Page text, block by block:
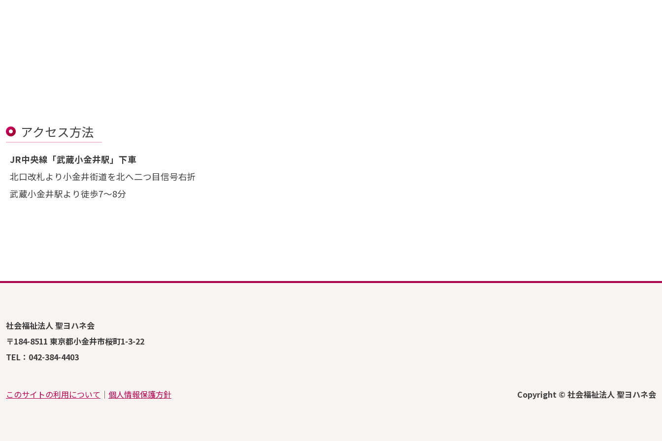
アクセス方法
JR中央線「武蔵小金井駅」下車
北口改札より小金井街道を北へ二つ目信号右折
武蔵小金井駅より徒歩7～8分
社会福祉法人 聖ヨハネ会
〒184-8511 東京都小金井市桜町1-3-22
TEL：042-384-4403
このサイトの利用について │ 個人情報保護方針 Copyright © 社会福祉法人 聖ヨハネ会